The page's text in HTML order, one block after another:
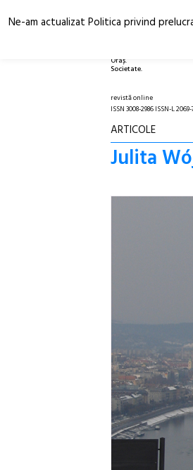
Oraș.
Societate.
revistă online
ISSN 3008-2986 ISSN-L
ARTICOLE
Julita
Ne-am actualizat Politica privind